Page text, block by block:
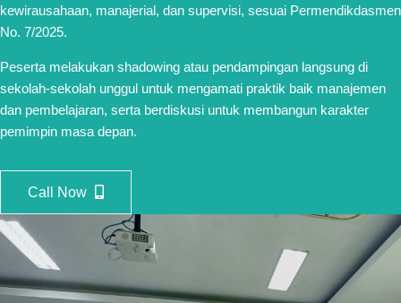
kewirausahaan, manajerial, dan supervisi, sesuai Permendikdasmen
No. 7/2025.
Peserta melakukan shadowing atau pendampingan langsung di
sekolah-sekolah unggul untuk mengamati praktik baik manajemen
dan pembelajaran, serta berdiskusi untuk membangun karakter
pemimpin masa depan.
Call Now